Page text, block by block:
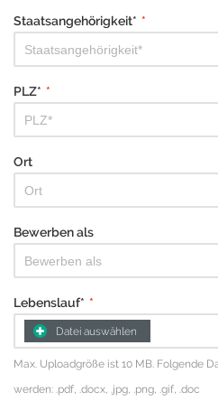
Staatsangehörigkeit* *
PLZ* *
Ort
Bewerben als
Lebenslauf* *
Datei auswählen
Max. Uploadgröße ist 10 MB. Folgende
werden: .pdf, .docx, .jpg, .png, .gif, .doc